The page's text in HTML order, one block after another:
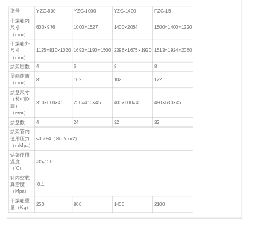
型号 YZG-600 YZG-1000 YZG-1400
FZG-15
干燥箱内
尺寸
（mm）
600×976 1000×1527 1400×2054 1500×1400×1220
干燥箱外
尺寸
（mm）
1135×810×1020 1693×1190×1500 2386×1675×1920 1513×1924×2060
烘架层数 4 6 8
8
层间距离
（mm）
81 102 102 122
烘盘尺寸
（长×宽×
高）
（mm）
310×600×45 250×410×45 400×600×45 480×630×45
烘盘数 4 24 32
32
烘架管内
使用压力
（mMpa）
≤0.784（8kg/cm2）
烘架使用
温度
（℃）
-35-150
箱内空载
真空度
（Mpa）
-0.1
干燥箱重
量（Kg）
250 800 1400 2100